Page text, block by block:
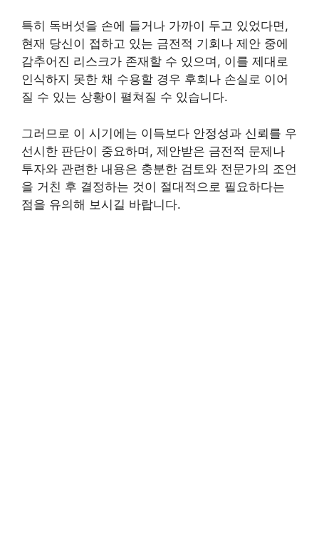
특히 독버섯을 손에 들거나 가까이 두고 있었다면,
현재 당신이 접하고 있는 금전적 기회나 제안 중에
감추어진 리스크가 존재할 수 있으며, 이를 제대로
인식하지 못한 채 수용할 경우 후회나 손실로 이어
질 수 있는 상황이 펼쳐질 수 있습니다.
그러므로 이 시기에는 이득보다 안정성과 신뢰를 우
선시한 판단이 중요하며, 제안받은 금전적 문제나
투자와 관련한 내용은 충분한 검토와 전문가의 조언
을 거친 후 결정하는 것이 절대적으로 필요하다는
점을 유의해 보시길 바랍니다.